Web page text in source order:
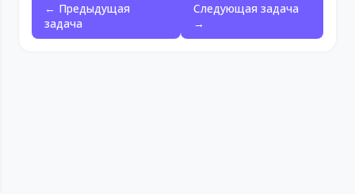
← Предыдущая
задача
Следующая задача
→